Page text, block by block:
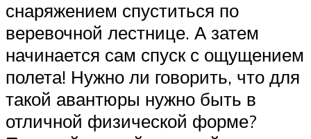
снаряжением спуститься по
веревочной лестнице. А затем
начинается сам спуск с ощущением
полета! Нужно ли говорить, что для
такой авантюры нужно быть в
отличной физической форме?